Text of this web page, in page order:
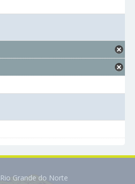
Grande do Norte